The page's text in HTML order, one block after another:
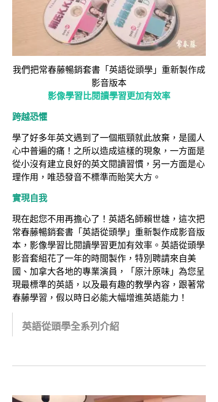
我們把常春藤暢銷套書「英語從頭學」重新製作成
影音版本
影像學習比閱讀學習更加有效率
跨越恐懼
學了好多年英文遇到了一個瓶頸就此放棄，是國人
心中普遍的痛！之所以造成這樣的現象，一方面是
從小沒有建立良好的英文閱讀習慣，另一方面是心
理作用，唯恐發音不標準而貽笑大方。
實現自我
現在起您不用再擔心了！英語名師賴世雄，這次把
常春藤暢銷套書「英語從頭學」重新製作成影音版
本，影像學習比閱讀學習更加有效率。英語從頭學
影音套組花了一年的時間製作，特別聘請來自美
國、加拿大各地的專業演員，「原汁原味」為您呈
現最標準的英語，以及最有趣的教學內容，跟著常
春藤學習，假以時日必能大幅增進英語能力！
英語從頭學全系列介紹